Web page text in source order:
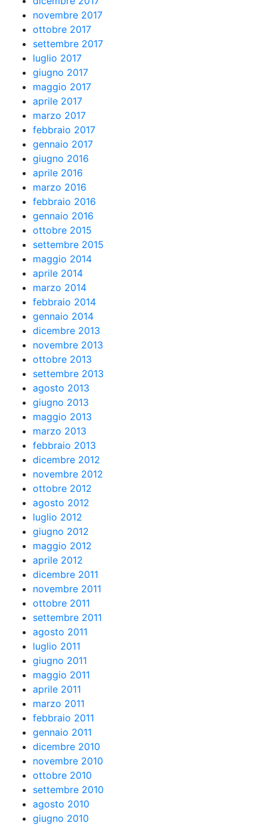
novembre 2017
ottobre 2017
settembre 2017
luglio 2017
giugno 2017
maggio 2017
aprile 2017
marzo 2017
febbraio 2017
gennaio 2017
giugno 2016
aprile 2016
marzo 2016
febbraio 2016
gennaio 2016
ottobre 2015
settembre 2015
maggio 2014
aprile 2014
marzo 2014
febbraio 2014
gennaio 2014
dicembre 2013
novembre 2013
ottobre 2013
settembre 2013
agosto 2013
giugno 2013
maggio 2013
marzo 2013
febbraio 2013
dicembre 2012
novembre 2012
ottobre 2012
agosto 2012
luglio 2012
giugno 2012
maggio 2012
aprile 2012
dicembre 2011
novembre 2011
ottobre 2011
settembre 2011
agosto 2011
luglio 2011
giugno 2011
maggio 2011
aprile 2011
marzo 2011
febbraio 2011
gennaio 2011
dicembre 2010
novembre 2010
ottobre 2010
settembre 2010
agosto 2010
giugno 2010